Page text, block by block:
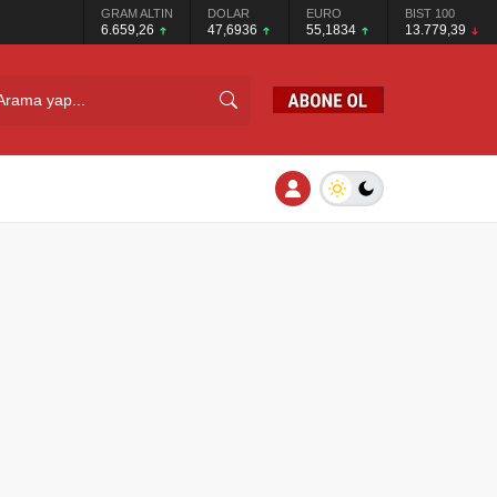
GRAM ALTIN
6.659,26
DOLAR
47,6936
EURO
55,1834
BIST 100
13.779,39